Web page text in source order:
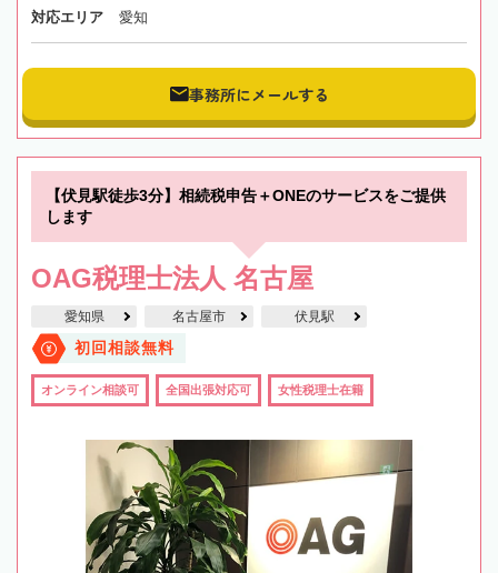
対応エリア 愛知
事務所にメールする
【伏見駅徒歩3分】相続税申告＋ONEのサービスをご提供
します
OAG税理士法人 名古屋
愛知県 名古屋市 伏見駅
初回相談無料
オンライン相談可 全国出張対応可 女性税理士在籍